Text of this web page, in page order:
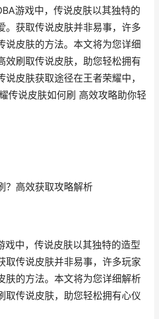
游戏中，传说皮肤以其独特的
。获取传说皮肤并非易事，许多
说皮肤的方法。本文将为您详细
效刷取传说皮肤，助您轻松拥有
皮肤获取途径在王者荣耀中，
传说皮肤如何刷 高效攻略助你轻
？高效获取攻略解析
戏中，传说皮肤以其独特的造型
取传说皮肤并非易事，许多玩家
肤的方法。本文将为您详细解析
取传说皮肤，助您轻松拥有心仪